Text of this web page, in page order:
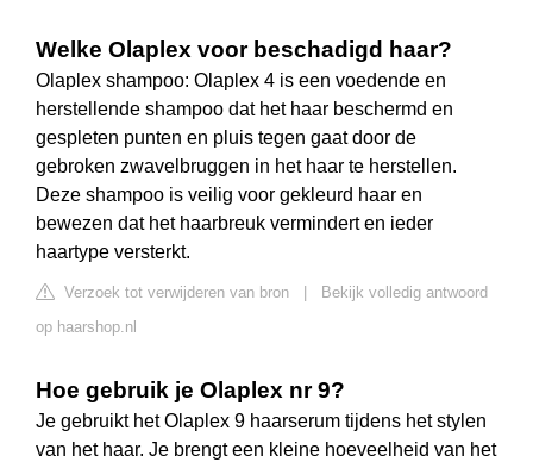
Welke Olaplex voor beschadigd haar?
Olaplex shampoo: Olaplex 4 is een voedende en
herstellende shampoo dat het haar beschermd en
gespleten punten en pluis tegen gaat door de
gebroken zwavelbruggen in het haar te herstellen.
Deze shampoo is veilig voor gekleurd haar en
bewezen dat het haarbreuk vermindert en ieder
haartype versterkt.
Verzoek tot verwijderen van bron
Bekijk volledig antwoord
op haarshop.nl
Hoe gebruik je Olaplex nr 9?
Je gebruikt het Olaplex 9 haarserum tijdens het stylen
van het haar. Je brengt een kleine hoeveelheid van het